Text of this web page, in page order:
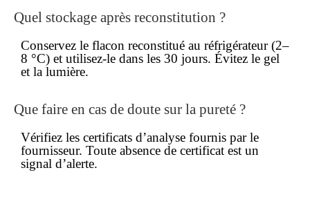
Quel stockage après reconstitution ?
Conservez le flacon reconstitué au réfrigérateur (2–
8 °C) et utilisez-le dans les 30 jours. Évitez le gel
et la lumière.
Que faire en cas de doute sur la pureté ?
Vérifiez les certificats d’analyse fournis par le
fournisseur. Toute absence de certificat est un
signal d’alerte.